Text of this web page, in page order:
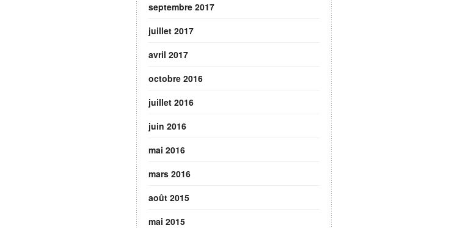
septembre 2017
juillet 2017
avril 2017
octobre 2016
juillet 2016
juin 2016
mai 2016
mars 2016
août 2015
mai 2015